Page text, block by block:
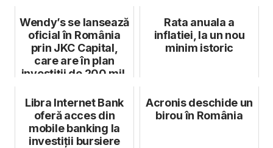
Wendy’s se lansează
oficial în România
prin JKC Capital,
care are în plan
investiții de 200 mil.
Rata anuala a
inflatiei, la un nou
minim istoric
Libra Internet Bank
oferă acces din
mobile banking la
investiții bursiere
Acronis deschide un
birou în România